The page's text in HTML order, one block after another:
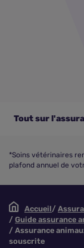
Tout sur
*Soins vétérinaires
plafond annuel de
Accueil
Guide assurance
Assurance
souscrite